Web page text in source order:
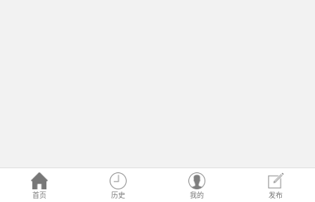
首页 历史 我的 发布